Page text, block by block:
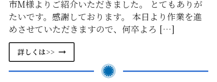
た
市M様よりご紹介いただきました。 とてもありが
たいです。感謝しております。 本日より作業を進
めさせていただきますので、何卒よろ […]
詳しくは>> 潟
上
市